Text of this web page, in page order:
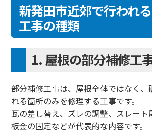
新発田市近郊で行われ
工事の種類
1. 屋根の部分補修工
部分補修工事は、屋根全体ではなく、
れる箇所のみを修理する工事です。
瓦の差し替え、ズレの調整、スレート
板金の固定などが代表的な内容です。